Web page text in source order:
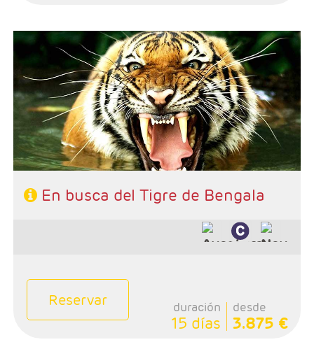
- Salidas: Diarias
- Ruta: 2 noches Delhi, 2n Jaipur, 2n Ranthambore, 2n
Agra, 2n Khajuraho, 2n Bandavgarh y 1 noche Delhi
- Categoría hotelera: Primera y Superior
- Régimen: 13 desayunos, 5 almuerzos y 11 cenas
- A destacar: Se necesita visado.
En busca del Tigre de Bengala
Reservar duración
15 días
desde
3.875 €